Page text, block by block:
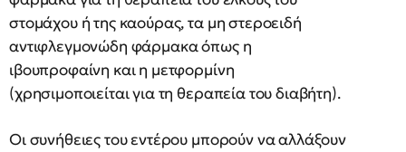
στομάχου ή της καούρας, τα μη στεροειδή
αντιφλεγμονώδη φάρμακα όπως η
ιβουπροφαίνη και η μετφορμίνη
(χρησιμοποιείται για τη θεραπεία του διαβήτη).
Οι συνήθειες του εντέρου μπορούν να αλλάξουν